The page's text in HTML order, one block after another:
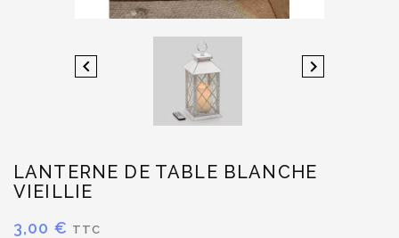
 
LANTERNE DE TABLE BLANCHE
VIEILLIE
3,00 € TTC